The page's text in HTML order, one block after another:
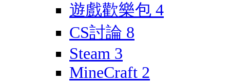
遊戲歡樂包 4
CS討論 8
Steam 3
MineCraft 2